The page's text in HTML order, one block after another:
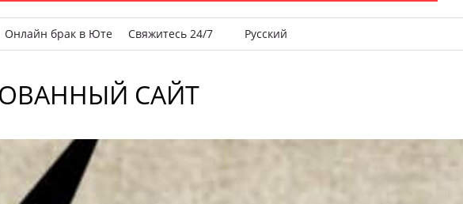
Онлайн брак в Юте Свяжитесь 24/7 Русский
САЙТ